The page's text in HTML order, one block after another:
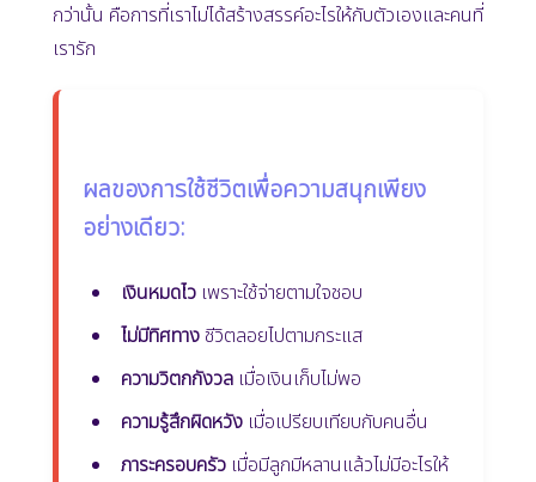
กว่านั้น คือการที่เราไม่ได้สร้างสรรค์อะไรให้กับตัวเองและคนที่
เรารัก
ผลของการใช้ชีวิตเพื่อความสนุกเพียง
อย่างเดียว:
เงินหมดไว เพราะใช้จ่ายตามใจชอบ
ไม่มีทิศทางชีวิตลอยไปตามกระแส
ความวิตกกังวล เมื่อเงินเก็บไม่พอ
ความรู้สึกผิดหวัง เมื่อเปรียบเทียบกับคนอื่น
ภาระครอบครัว เมื่อมีลูกมีหลานแล้วไม่มีอะไรให้